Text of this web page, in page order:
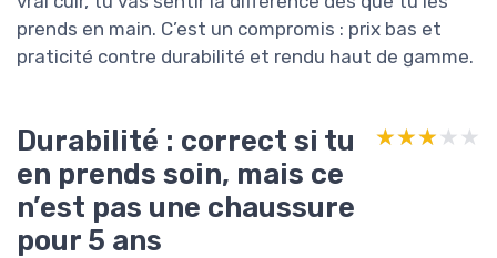
prends en main. C’est un compromis : prix bas et
praticité contre durabilité et rendu haut de gamme.
Durabilité : correct si tu
en prends soin, mais ce
n’est pas une chaussure
pour 5 ans
★★★★★
★★★★★